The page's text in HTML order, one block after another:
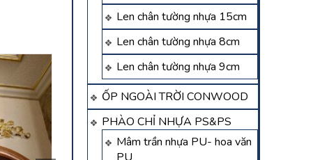
Len chân tường nhựa 15cm
Len chân tường nhựa 8cm
Len chân tường nhựa 9cm
ỐP NGOÀI TRỜI CONWOOD
PHÀO CHỈ NHỰA PS&PS
Mâm trần nhựa PU- hoa văn